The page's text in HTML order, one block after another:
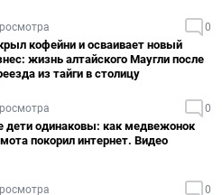
0
кофейни и осваивает новый
жизнь алтайского Маугли после
из тайги в столицу
0
дети одинаковы: как медвежонок
покорил интернет. Видео
0